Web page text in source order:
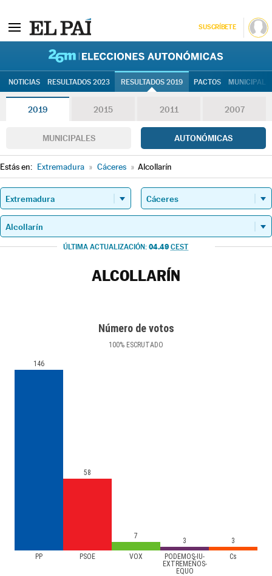
SUSCRÍBETE
NOTICIAS RESULTADOS 2023 RESULTADOS 2019 PACTOS
2019 2015 2011 2007
MUNICIPALES AUTONÓMICAS
Estás en: Extremadura » Cáceres » Alcollarín
ÚLTIMA ACTUALIZACIÓN: 04.49 CEST
ALCOLLARÍN
Número de votos
100% ESCRUTADO
PP PSOE VOX
PODEMOS-IU-
EXTREMEÑOS-
EQUO
Cs
146
58
7
3 3